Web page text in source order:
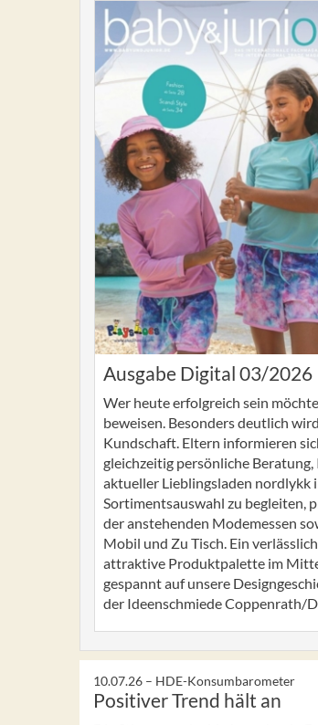
Ausgabe Digital 03/2026
Wer heute erfolgreich sein
beweisen. Besonders deutlich
Kundschaft. Eltern informieren
gleichzeitig persönliche
aktueller Lieblingsladen nordlykk
Sortimentsauswahl zu begleiten,
der anstehenden Modemessen
Mobil und Zu Tisch. Ein
attraktive Produktpalette im
gespannt auf unsere
der Ideenschmiede Coppenrath/
10.07.26 – HDE-Konsumbarometer
Positiver Trend hält an